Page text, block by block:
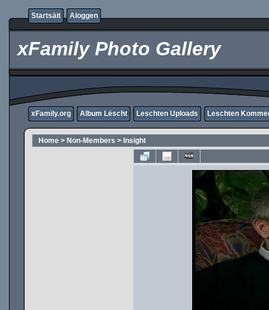
Startsäit Aloggen
xFamily Photo Gallery
xFamily.org Album Lëscht Leschten Uploads Leschten
Home > Non-Members > Insight